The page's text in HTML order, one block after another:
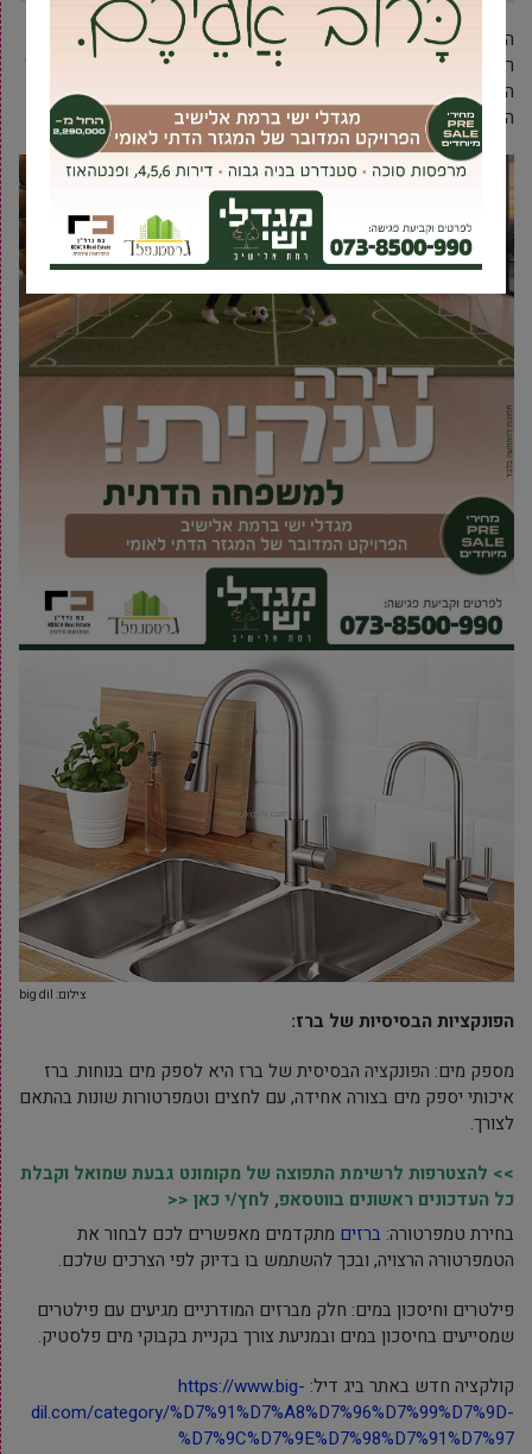
הברז הוא פריט לא פחות מהכרחי בכל חדר מטבח ואמבטיה. הוא לא
רק מסייע בלספק מים, אלא גם משדרג את העיצוב והפונקציונליות של
החדר. במאמר הזה, נבדוק ונראה כיצד ברזים איכותיים יכולים להיות
התוספת המושלמת לחללים החשובים ביותר בביתכם.
צילום: big dil
הפונקציות הבסיסיות של ברז:
מספק מים: הפונקציה הבסיסית של ברז היא לספק מים בנוחות. ברז
איכותי יספק מים בצורה אחידה, עם לחצים וטמפרטורות שונות בהתאם
לצורך.
>> להצטרפות לרשימת התפוצה של מקומונט גבעת שמואל וקבלת
כל העדכונים ראשונים בווטסאפ, לחץ/י כאן <<
בחירת טמפרטורה: ברזים מתקדמים מאפשרים לכם לבחור את
הטמפרטורה הרצויה, ובכך להשתמש בו בדיוק לפי הצרכים שלכם.
פילטרים וחיסכון במים: חלק מברזים המודרניים מגיעים עם פילטרים
שמסייעים בחיסכון במים ובמניעת צורך בקניית בקבוקי מים פלסטיק.
קולקציה חדש באתר ביג דיל: https://www.big-
dil.com/category/%D7%91%D7%A8%D7%96%D7%99%D7%9D-
%D7%9C%D7%9E%D7%98%D7%91%D7%97